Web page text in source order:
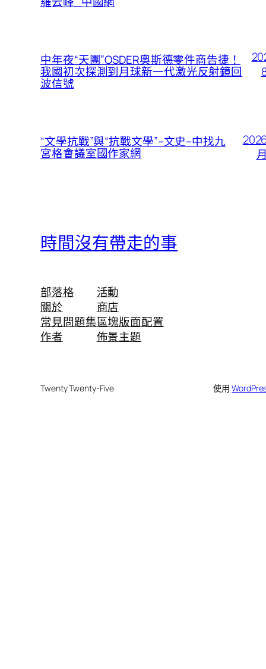
中年夜“天團”OSDER奧斯德零件商告捷！
我國初次探測到月球新一代激光反射鏡回
波信號
“文學抗戰”與“抗戰文學”–文史–中找九
宮格會議室國作家網
時間沒有帶走的事
部落格
關於
常見問題集
作者
活動
商店
區塊版面配置
佈景主題
Twenty Twenty-Five 使用